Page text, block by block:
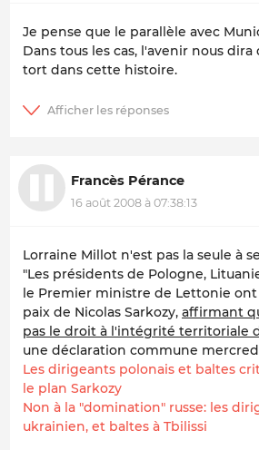
Je pense que le parallèle avec
Dans tous les cas, l'avenir nous
tort dans cette histoire.
Francès Pérance
16 août 2008 à 07:38:13
Lorraine Millot n'est pas la seule à
"Les présidents de Pologne,
le Premier ministre de Lettonie
paix de Nicolas Sarkozy, affirmant
pas le droit à l'intégrité territoriale
une déclaration commune
Les dirigeants polonais et baltes
le plan Sarkozy
Non à la "domination" russe: les
ukrainien, et baltes à Tbilissi